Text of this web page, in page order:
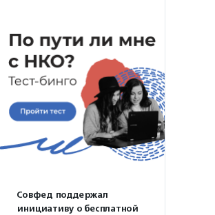
Совфед поддержал
инициативу о бесплатной